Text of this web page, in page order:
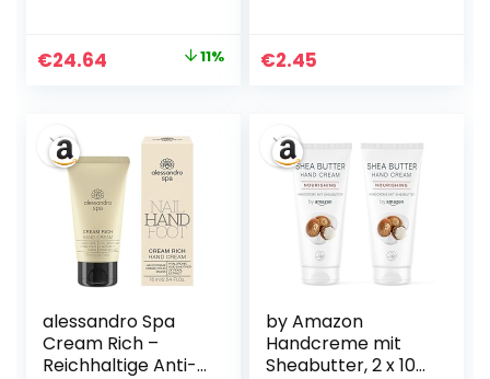
Harnstoffcreme
für Trockene,
für Fersen,
Ellenbogen,
Maximaler Stärke,
350g
Ursprünglicher
€27.54
€24.64 Aktueller
€24.64.
11%
intensive
dem einzigartigen
NIVEA Duft
€2.45
alessandro Spa
Cream Rich –
Reichhaltige Anti-
by Amazon
Handcreme mit
Sheabutter, 2 x 100